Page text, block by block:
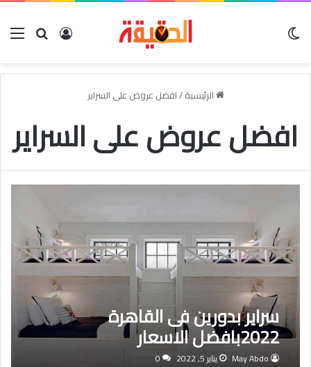
بحث عنتسجيل
الرئيسية/افضل عروض على السراير
افضل عروض على السراير
سراير بدورين فى القاهرة
2022بافضل الاسعار
May Abdo يناير 5, 2022 0